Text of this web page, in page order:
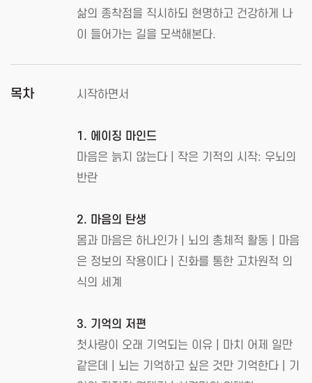
삶의 종착점을 직시하되 현명하고 건강하게 나
이 들어가는 길을 모색해본다.
목차 시작하면서
1. 에이징 마인드
마음은 늙지 않는다 | 작은 기적의 시작: 우뇌의
반란
2. 마음의 탄생
몸과 마음은 하나인가 | 뇌의 총체적 활동 | 마음
은 정보의 작용이다 | 진화를 통한 고차원적 의
식의 세계
3. 기억의 저편
첫사랑이 오래 기억되는 이유 | 마치 어제 일만
같은데 | 뇌는 기억하고 싶은 것만 기억한다 | 기